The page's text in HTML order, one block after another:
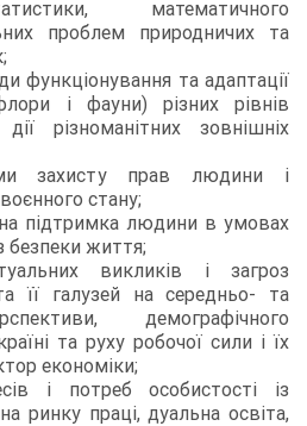
математичного
проблем природничих та
функціонування та адаптації
i фауни) різних рівнів
різноманітних зовнішніх
захисту прав людини і
стану;
підтримка людини в умовах
безпеки життя;
викликів і загроз
її галузей на середньо- та
демографічного
та руху робочої сили і їх
економіки;
і потреб особистості із
ринку праці, дуальна освіта,